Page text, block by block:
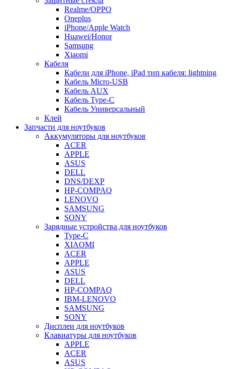
Realme/OPPO
Oneplus
iPhone/Apple Watch
Huawei/Honor
Samsung
Xiaomi
Кабеля
Кабели для iPhone, iPad тип кабеля: lightning
Кабель Micro-USB
Кабель AUX
Кабель Type-C
Кабель Универсальный
Клей
Запчасти для ноутбуков
Аккумуляторы для ноутбуков
ACER
APPLE
ASUS
DELL
DNS/DEXP
HP-COMPAQ
LENOVO
SAMSUNG
SONY
Зарядные устройства для ноутбуков
Type-C
XIAOMI
ACER
APPLE
ASUS
DELL
HP-COMPAQ
IBM-LENOVO
SAMSUNG
SONY
Дисплеи для ноутбуков
Клавиатуры для ноутбуков
APPLE
ACER
ASUS